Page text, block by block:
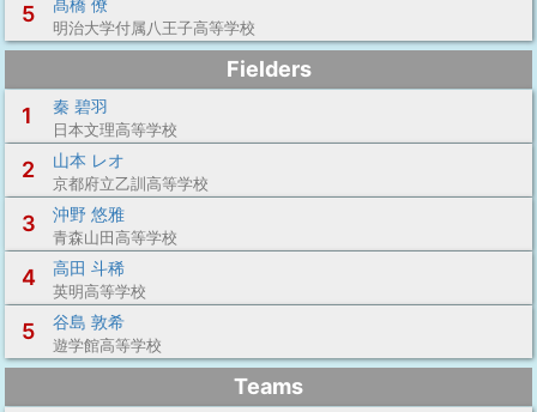
5 髙橋 僚
明治大学付属八王子高等学校
Fielders
1
秦 碧羽
日本文理高等学校
2 山本 レオ
京都府立乙訓高等学校
3 沖野 悠雅
青森山田高等学校
4 高田 斗稀
英明高等学校
5 谷島 敦希
遊学館高等学校
Teams